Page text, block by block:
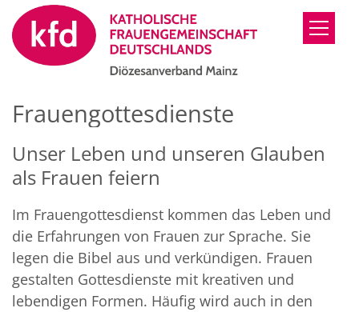
Zum Inhalt springen
Frauengottesdienste
Unser Leben und unseren Glauben
als Frauen feiern
Im Frauengottesdienst kommen das Leben und
die Erfahrungen von Frauen zur Sprache. Sie
legen die Bibel aus und verkündigen. Frauen
gestalten Gottesdienste mit kreativen und
lebendigen Formen. Häufig wird auch in den